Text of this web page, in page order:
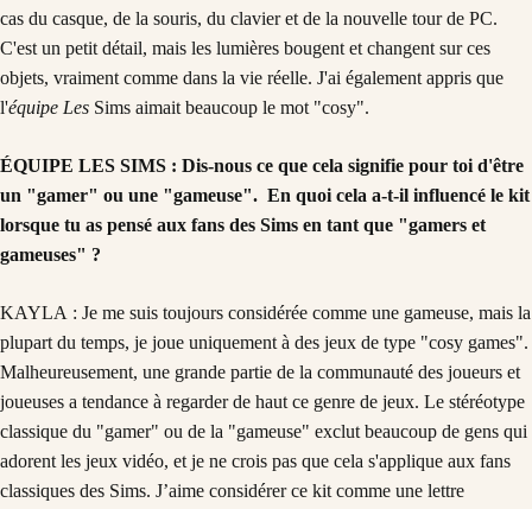
cas du casque, de la souris, du clavier et de la nouvelle tour de PC.
C'est un petit détail, mais les lumières bougent et changent sur ces
objets, vraiment comme dans la vie réelle. J'ai également appris que
l'équipe Les Sims aimait beaucoup le mot "cosy".
ÉQUIPE LES SIMS : Dis-nous ce que cela signifie pour toi d'être
un "gamer" ou une "gameuse". En quoi cela a-t-il influencé le kit
lorsque tu as pensé aux fans des Sims en tant que "gamers et
gameuses" ?
KAYLA : Je me suis toujours considérée comme une gameuse, mais la
plupart du temps, je joue uniquement à des jeux de type "cosy games".
Malheureusement, une grande partie de la communauté des joueurs et
joueuses a tendance à regarder de haut ce genre de jeux. Le stéréotype
classique du "gamer" ou de la "gameuse" exclut beaucoup de gens qui
adorent les jeux vidéo, et je ne crois pas que cela s'applique aux fans
classiques des Sims. J’aime considérer ce kit comme une lettre